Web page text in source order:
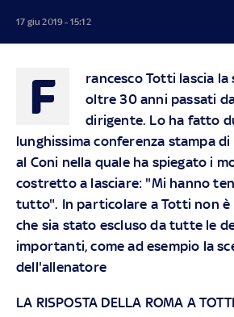
17 giu 2019 - 15:12
F
rancesco Totti lascia la
oltre 30 anni passati
dirigente. Lo ha fatto
lunghissima conferenza stampa
al Coni nella quale ha spiegato i
costretto a lasciare: "Mi hanno
tutto". In particolare a Totti non
che sia stato escluso da tutte le
importanti, come ad esempio la
dell'allenatore
LA RISPOSTA DELLA ROMA A TOTTI